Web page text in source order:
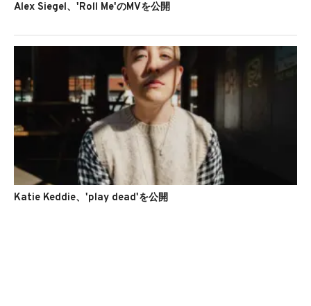
Alex Siegel、'Roll Me'のMVを公開
Katie Keddie、'play dead'を公開